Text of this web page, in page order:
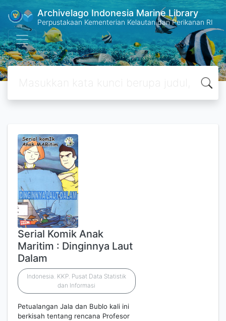
Archivelago Indonesia Marine Library
Perpustakaan Kementerian Kelautan dan Perikanan RI
Serial Komik Anak
Maritim : Dinginnya Laut
Dalam
Indonesia. KKP. Pusat Data Statistik
dan Informasi
Petualangan Jala dan Bublo kali ini
berkisah tentang rencana Profesor